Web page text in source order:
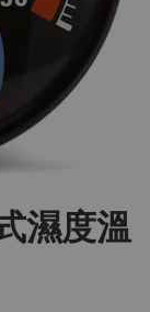
濕度溫